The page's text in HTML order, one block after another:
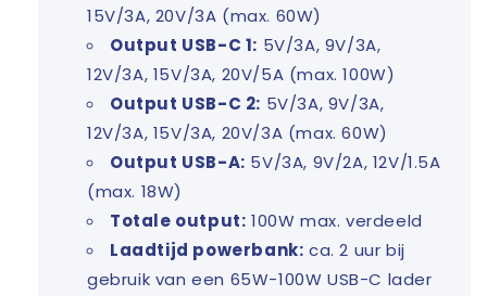
15V/3A, 20V/3A (max. 60W)
Output USB-C 1: 5V/3A, 9V/3A,
12V/3A, 15V/3A, 20V/5A (max. 100W)
Output USB-C 2: 5V/3A, 9V/3A,
12V/3A, 15V/3A, 20V/3A (max. 60W)
Output USB-A: 5V/3A, 9V/2A, 12V/1.5A
(max. 18W)
Totale output: 100W max. verdeeld
Laadtijd powerbank: ca. 2 uur bij
gebruik van een 65W-100W USB-C lader